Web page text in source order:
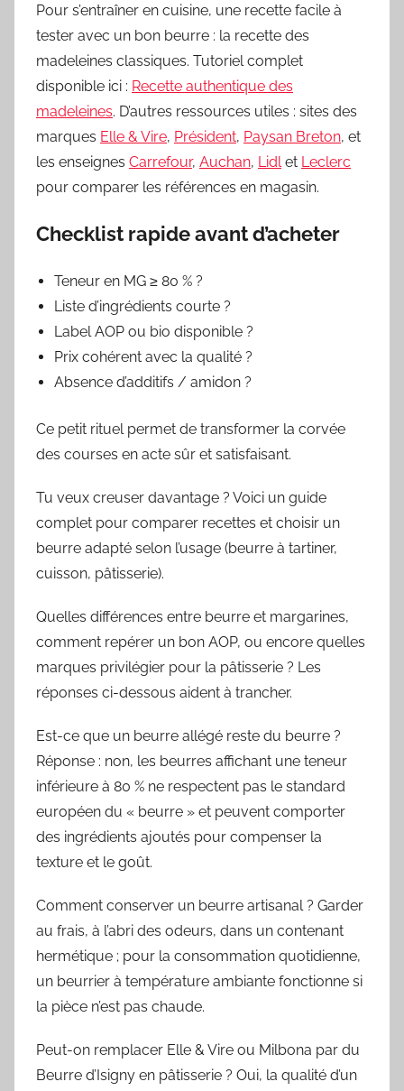
Pour s’entraîner en cuisine, une recette facile à
tester avec un bon beurre : la recette des
madeleines classiques. Tutoriel complet
disponible ici : Recette authentique des
madeleines. D’autres ressources utiles : sites des
marques Elle & Vire, Président, Paysan Breton, et
les enseignes Carrefour, Auchan, Lidlet Leclerc
pour comparer les références en magasin.
Checklist rapide avant d’acheter
Teneur en MG ≥ 80 % ?
Liste d’ingrédients courte ?
Label AOP ou bio disponible ?
Prix cohérent avec la qualité ?
Absence d’additifs / amidon ?
Ce petit rituel permet de transformer la corvée
des courses en acte sûr et satisfaisant.
Tu veux creuser davantage ? Voici un guide
complet pour comparer recettes et choisir un
beurre adapté selon l’usage (beurre à tartiner,
cuisson, pâtisserie).
Quelles différences entre beurre et margarines,
comment repérer un bon AOP, ou encore quelles
marques privilégier pour la pâtisserie ? Les
réponses ci-dessous aident à trancher.
Est-ce que un beurre allégé reste du beurre ?
Réponse : non, les beurres affichant une teneur
inférieure à 80 % ne respectent pas le standard
européen du « beurre » et peuvent comporter
des ingrédients ajoutés pour compenser la
texture et le goût.
Comment conserver un beurre artisanal ? Garder
au frais, à l’abri des odeurs, dans un contenant
hermétique ; pour la consommation quotidienne,
un beurrier à température ambiante fonctionne si
la pièce n’est pas chaude.
Peut-on remplacer Elle & Vire ou Milbona par du
Beurre d’Isigny en pâtisserie ? Oui, la qualité d’un